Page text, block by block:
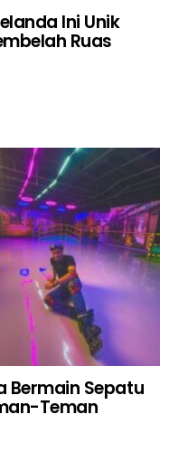
Ini Unik
Ruas
Bermain Sepatu
Teman